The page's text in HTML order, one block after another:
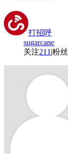
打招呼
sugarcane
关注211 |粉丝